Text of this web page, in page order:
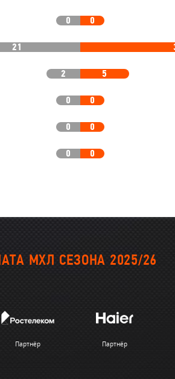
0 0
21
2 5
0 0
0 0
0 0
МХЛ СЕЗОНА 2025/26
Партнёр Партнёр